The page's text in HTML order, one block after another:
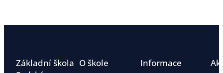
Základní škola O škole Informace